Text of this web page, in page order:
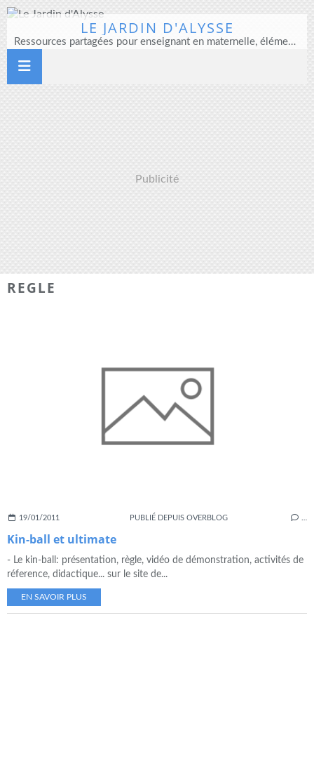
LE JARDIN D'ALYSSE
Ressources partagées pour enseignant en maternelle, élémentaire et direction d'école
Publicité
REGLE
19/01/2011 PUBLIÉ DEPUIS OVERBLOG
Kin-ball et ultimate
- Le kin-ball: présentation, règle, vidéo de démonstration, activités de
réference, didactique... sur le site de...
EN SAVOIR PLUS